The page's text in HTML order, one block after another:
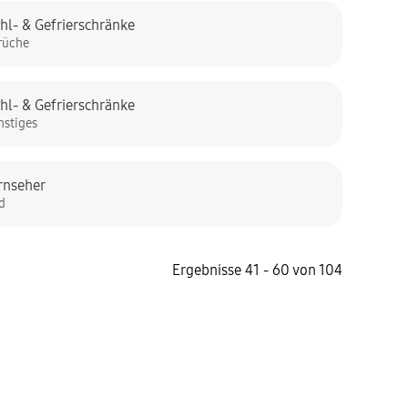
& Gefrierschränke
& Gefrierschränke
Ergebnisse 41 - 60 von 104